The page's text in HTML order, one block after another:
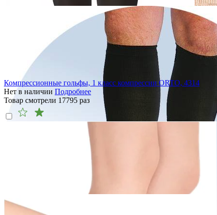
Компрессионные гольфы, 1 класс компрессии ORTO, 4314
Нет в наличии Подробнее
Товар смотрели 17795 раз